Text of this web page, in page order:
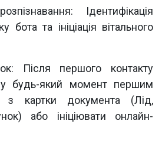
Ідентифікація
бота та ініціація вітального
Після першого контакту
будь-який момент першим
з картки документа (Лід,
або ініціювати онлайн-